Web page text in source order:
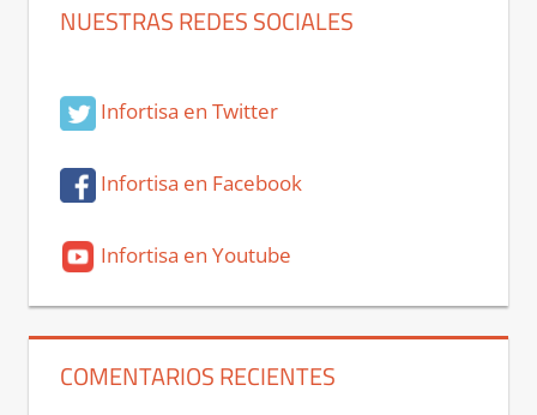
NUESTRAS REDES SOCIALES
Infortisa en Twitter
Infortisa en Facebook
Infortisa en Youtube
COMENTARIOS RECIENTES